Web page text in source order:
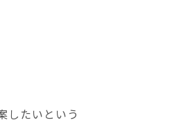
したいという